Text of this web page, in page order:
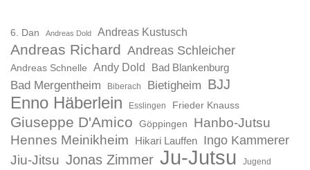
6. Dan Andreas Dold Andreas Kustusch
Andreas Richard Andreas Schleicher
Andreas Schnelle Andy Dold Bad Blankenburg
Bad Mergentheim Biberach Bietigheim BJJ
Enno Häberlein Esslingen Frieder Knauss
Giuseppe D'Amico Göppingen
Hanbo-Jutsu
Hennes Meinikheim
Hikari Lauffen Ingo Kammerer
Jiu-Jitsu Jonas Zimmer Ju-Jutsu Jugend